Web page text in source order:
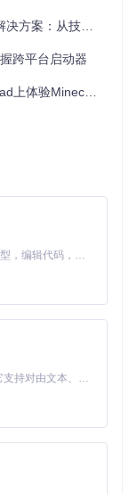
术原理到实战优化
跨平台启动器
Java版的完整指南
Claude Code 的开源替代方案。连接任意大模型，编辑代码，运行命令，自动验证 — 全自动执行。用 Rust 构建，极致性能。 ｜ An open-source alternative to Claude Code. Connect any LLM, edit code, run commands, and verify changes — autonomously. Built in Rust for speed. Get Started
MiniMax H3 是一个通用的全模态生成系统。它支持对由文本、图像、视频和音频组成的多模态上下文进行统一理解，并能生成分辨率高达 2K、时长可达 15 秒的带原生立体声音频的视频。得益于面向任务泛化的系统设计，H3 在预训练阶段就已具备广泛的多模态上下文理解与生成能力，能够出色地执行复杂的多模态指令。